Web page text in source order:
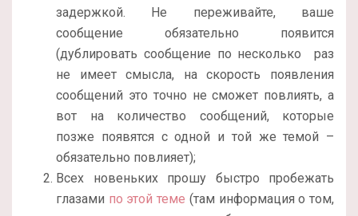
задержкой. Не переживайте, ваше
сообщение обязательно появится
(дублировать сообщение по несколько раз
не имеет смысла, на скорость появления
сообщений это точно не сможет повлиять, а
вот на количество сообщений, которые
позже появятся с одной и той же темой –
обязательно повлияет);
Всех новеньких прошу быстро пробежать
глазами по этой теме (там информация о том,